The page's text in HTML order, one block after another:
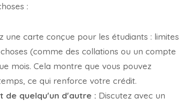
:
une carte conçue pour les étudiants : limites
(comme des collations ou un compte
mois. Cela montre que vous pouvez
ce qui renforce votre crédit.
de quelqu'un d'autre : Discutez avec un